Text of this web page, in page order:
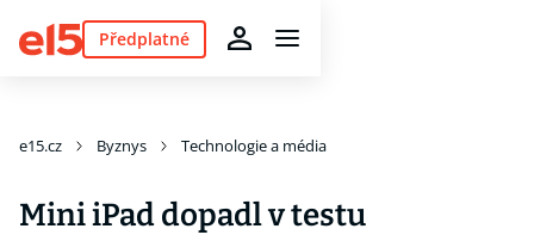
Předplatné
e15.cz Byznys Technologie a média
Mini iPad dopadl v testu